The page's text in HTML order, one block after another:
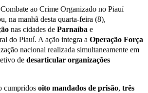
ao Crime Organizado no Piauí
na manhã desta quarta-feira (8),
nas cidades de Parnaíba e
do Piauí. A ação integra a Operação Força
nacional realizada simultaneamente em
de desarticular organizações
cumpridos oito mandados de prisão, três